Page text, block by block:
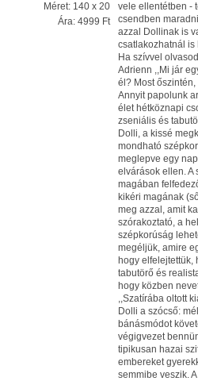
Méret: 140 x 20
Ára: 4999 Ft
vele ellentétben -
csendben
azzal Dollinak is
csatlakozhatnál is
Ha szívvel
Adrienn ,,Mi jár
él? Most
Annyit papolunk
élet hétköznapi
zseniális és
Dolli, a kissé
mondható
meglepve egy
elvárások ellen. A
magában
kikéri magának
meg azzal, amit
szórakoztató, a
szépkorúság
megéljük, amire
hogy elfelejtettük,
tabutörő és
hogy közben
,,Szatírába oltott
Dolli a szócső:
bánásmódot
végigvezet
tipikusan hazai
embereket
semmibe veszik.